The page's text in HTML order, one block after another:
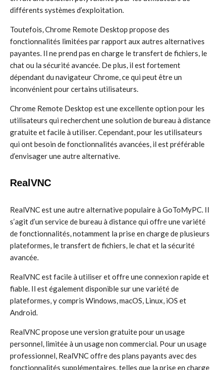
différents systèmes d’exploitation.
Toutefois, Chrome Remote Desktop propose des
fonctionnalités limitées par rapport aux autres alternatives
payantes. Il ne prend pas en charge le transfert de fichiers, le
chat ou la sécurité avancée. De plus, il est fortement
dépendant du navigateur Chrome, ce qui peut être un
inconvénient pour certains utilisateurs.
Chrome Remote Desktop est une excellente option pour les
utilisateurs qui recherchent une solution de bureau à distance
gratuite et facile à utiliser. Cependant, pour les utilisateurs
qui ont besoin de fonctionnalités avancées, il est préférable
d’envisager une autre alternative.
RealVNC
RealVNC est une autre alternative populaire à GoToMyPC. Il
s’agit d’un service de bureau à distance qui offre une variété
de fonctionnalités, notamment la prise en charge de plusieurs
plateformes, le transfert de fichiers, le chat et la sécurité
avancée.
RealVNC est facile à utiliser et offre une connexion rapide et
fiable. Il est également disponible sur une variété de
plateformes, y compris Windows, macOS, Linux, iOS et
Android.
RealVNC propose une version gratuite pour un usage
personnel, limitée à un usage non commercial. Pour un usage
professionnel, RealVNC offre des plans payants avec des
fonctionnalités supplémentaires, telles que la prise en charge